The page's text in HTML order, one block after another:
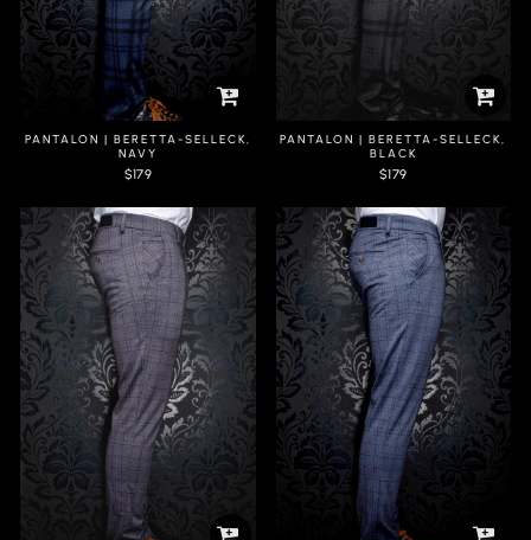
PANTALON | BERETTA-SELLECK,
NAVY
$179
PANTALON | BERETTA-SELLECK,
BLACK
$179
2E ITEM À 40% DE RABAIS 2E ITEM À 40% DE RABAIS